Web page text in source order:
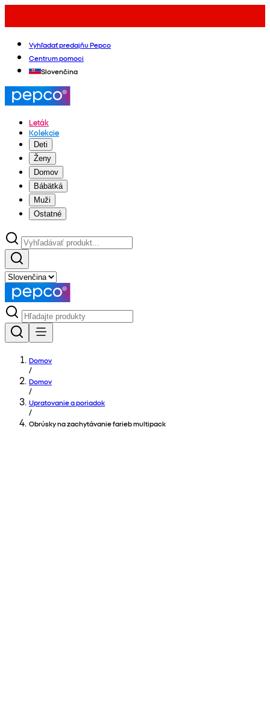
Vyhľadať predajňu Pepco
Centrum pomoci
Slovenčina
Leták
Kolekcie
Deti
Ženy
Domov
Bábätká
Muži
Ostatné
Domov
/
Domov
/
Upratovanie a poriadok
/
Obrúsky na zachytávanie farieb multipack